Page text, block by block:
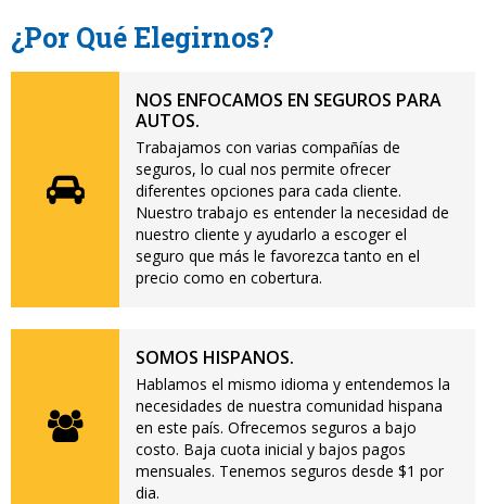
¿Por Qué Elegirnos?
NOS ENFOCAMOS EN SEGUROS PARA
AUTOS.
Trabajamos con varias compañías de
seguros, lo cual nos permite ofrecer
diferentes opciones para cada cliente.
Nuestro trabajo es entender la necesidad de
nuestro cliente y ayudarlo a escoger el
seguro que más le favorezca tanto en el
precio como en cobertura.
SOMOS HISPANOS.
Hablamos el mismo idioma y entendemos la
necesidades de nuestra comunidad hispana
en este país. Ofrecemos seguros a bajo
costo. Baja cuota inicial y bajos pagos
mensuales. Tenemos seguros desde $1 por
dia.